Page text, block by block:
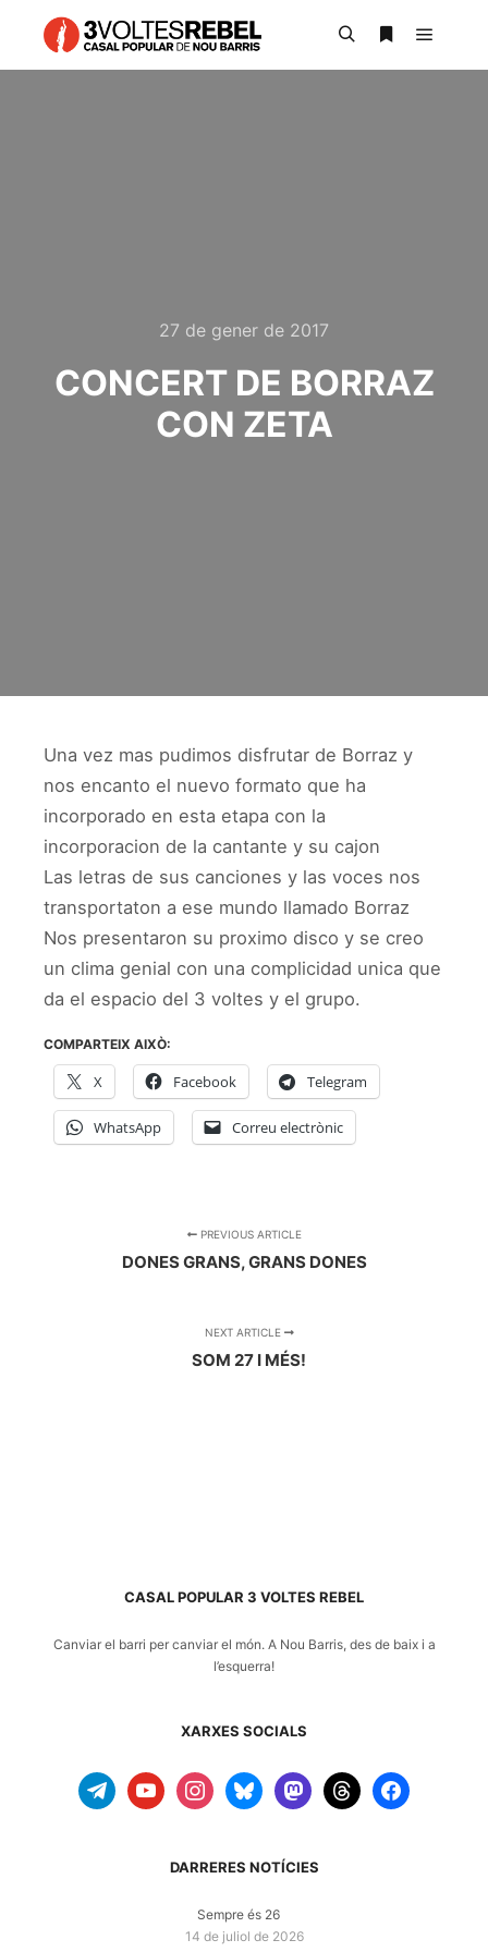
27 de gener de 2017
CONCERT DE BORRAZ
CON ZETA
Una vez mas pudimos disfrutar de Borraz y
nos encanto el nuevo formato que ha
incorporado en esta etapa con la
incorporacion de la cantante y su cajon
Las letras de sus canciones y las voces nos
transportaton a ese mundo llamado Borraz
Nos presentaron su proximo disco y se creo
un clima genial con una complicidad unica que
da el espacio del 3 voltes y el grupo.
COMPARTEIX AIXÒ:
X Facebook Telegram
WhatsApp Correu electrònic
PREVIOUS ARTICLE
DONES GRANS, GRANS DONES
NEXT ARTICLE
SOM 27 I MÉS!
CASAL POPULAR 3 VOLTES REBEL
Canviar el barri per canviar el món. A Nou Barris, des de baix i a
l’esquerra!
XARXES SOCIALS
telegramyoutube instagrambluesky mastodonthreads facebook
DARRERES NOTÍCIES
Sempre és 26
14 de juliol de 2026